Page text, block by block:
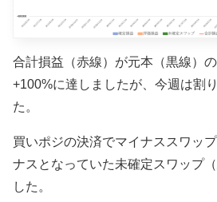
合計損益（赤線）が元本（黒線）
+100%に達しましたが、今週は割
た。
買いポジの決済でマイナススワッ
ナスとなっていた未確定スワップ
した。